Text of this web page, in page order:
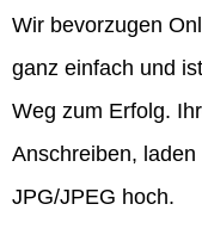
Wir bevorzugen
ganz einfach und
Weg zum Erfolg.
Anschreiben,
JPG/JPEG hoch.